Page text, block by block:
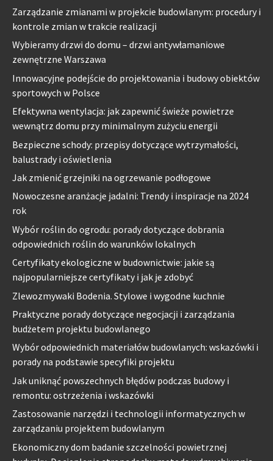
Zarządzanie zmianami w projekcie budowlanym: procedury i
kontrole zmian w trakcie realizacji
Wybieramy drzwi do domu – drzwi antywłamaniowe
zewnętrzne Warszawa
Innowacyjne podejście do projektowania i budowy obiektów
sportowych w Polsce
Efektywna wentylacja: jak zapewnić świeże powietrze
wewnątrz domu przy minimalnym zużyciu energii
Bezpieczne schody: przepisy dotyczące wytrzymałości,
balustrady i oświetlenia
Jak zmienić grzejniki na ogrzewanie podłogowe
Nowoczesne aranżacje jadalni: Trendy i inspiracje na 2024
rok
Wybór roślin do ogrodu: porady dotyczące dobrania
odpowiednich roślin do warunków lokalnych
Certyfikaty ekologiczne w budownictwie: jakie są
najpopularniejsze certyfikaty i jak je zdobyć
Zlewozmywaki Bodenia. Stylowe i wygodne kuchnie
Praktyczne porady dotyczące negocjacji i zarządzania
budżetem projektu budowlanego
Wybór odpowiednich materiałów budowlanych: wskazówki i
porady na podstawie specyfiki projektu
Jak uniknąć powszechnych błędów podczas budowy i
remontu: ostrzeżenia i wskazówki
Zastosowanie narzędzi i technologii informatycznych w
zarządzaniu projektem budowlanym
Ekonomiczny dom badanie szczelności powietrznej